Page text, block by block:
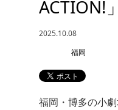
ACTION!
2025.10.08
福岡
福岡・博多の小